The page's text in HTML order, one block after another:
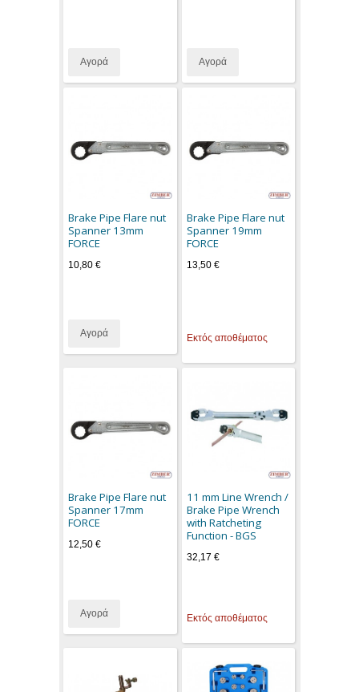
Αγορά Αγορά
Brake Pipe Flare nut
Spanner 13mm
FORCE
10,80 €
Αγορά
Brake Pipe Flare nut
Spanner 19mm
FORCE
13,50 €
Εκτός αποθέματος
Brake Pipe Flare nut
Spanner 17mm
FORCE
12,50 €
Αγορά
11 mm Line Wrench /
Brake Pipe Wrench
with Ratcheting
Function - BGS
32,17 €
Εκτός αποθέματος